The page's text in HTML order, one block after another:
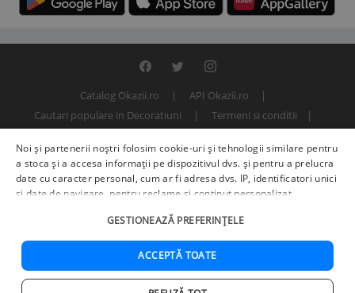
Catalog Okazii.ro
API Okazii.ro
Cautari populare in Decoratiuni
Termeni si conditii
© 2000 - 2026 S.C. BITFACTOR S.R.L.
Noi și partenerii noștri folosim cookie-uri și tehnologii similare pentru
a stoca și a accesa informații pe dispozitivul dvs. și pentru a prelucra
date cu caracter personal, cum ar fi adresa dvs. IP, identificatori unici
și date de navigare, pentru reclame și conținut personalizat,
îmbunătățirea serviciilor.Furnizori terți (225)pot, de asemenea,
prelucra datele dvs. în aceste și alte scopuri, inclusiv folosind date
precise de geolocalizare și caracteristici ale dispozitivului. Opțiunile
dvs. se aplică doar acestui site web. Unii furnizori se pot baza pe
interes legitim în loc de consimțământ; aveți dreptul să vă opuneți în
GESTIONEAZĂ PREFERINȚELE
ACCEPTĂ TOATE